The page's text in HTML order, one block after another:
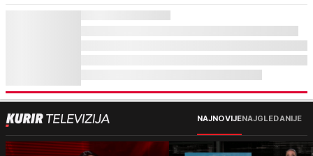
NAJNOVIJENAJGLEDANIJE